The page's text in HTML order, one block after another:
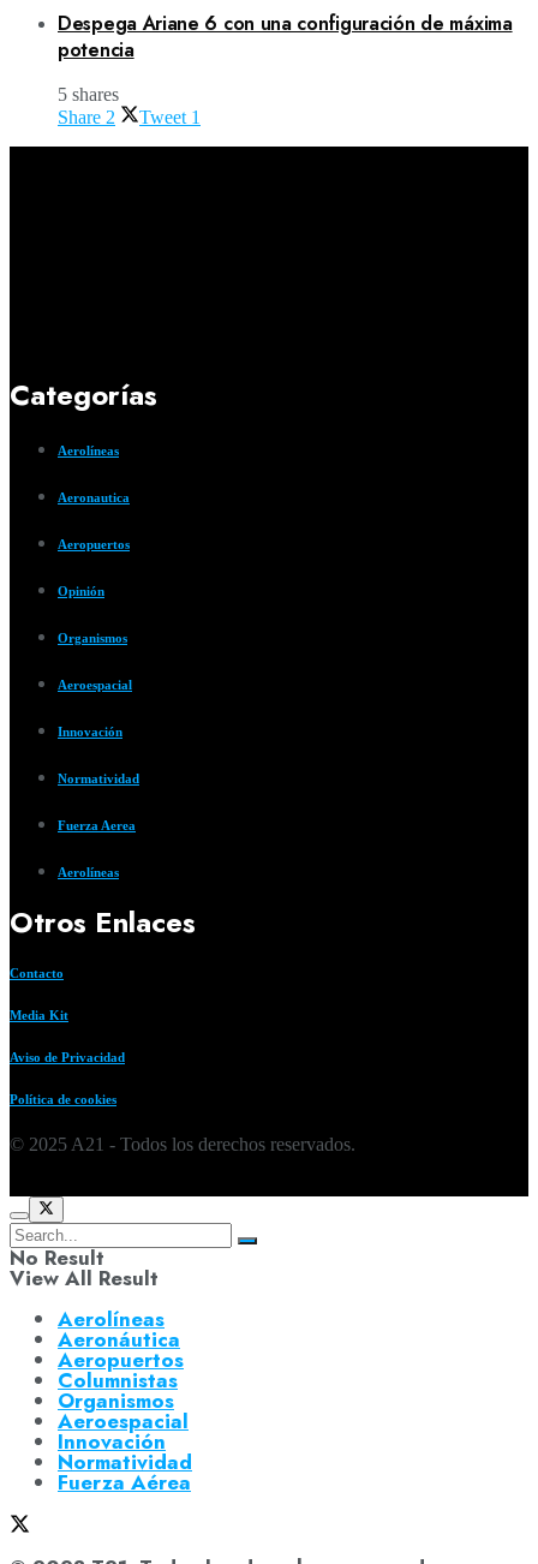
Despega Ariane 6 con una configuración de máxima
potencia
5 shares
Share 2 Tweet 1
Categorías
Aerolíneas
Aeronautica
Aeropuertos
Opinión
Organismos
Aeroespacial
Innovación
Normatividad
Fuerza Aerea
Aerolíneas
Otros Enlaces
Contacto
Media Kit
Aviso de Privacidad
Política de cookies
© 2025 A21 - Todos los derechos reservados.
No Result
View All Result
Aerolíneas
Aeronáutica
Aeropuertos
Columnistas
Organismos
Aeroespacial
Innovación
Normatividad
Fuerza Aérea